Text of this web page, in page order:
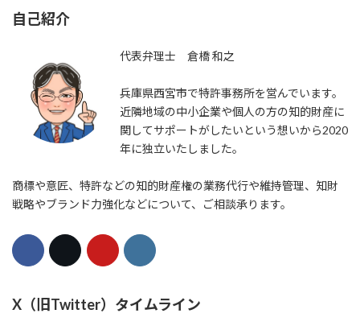
自己紹介
代表弁理士 倉橋 和之
兵庫県西宮市で特許事務所を営んでいます。
近隣地域の中小企業や個人の方の知的財産に
関してサポートがしたいという想いから2020
年に独立いたしました。
商標や意匠、特許などの知的財産権の業務代行や維持管理、知財
戦略やブランド力強化などについて、ご相談承ります。
X（旧Twitter）タイムライン